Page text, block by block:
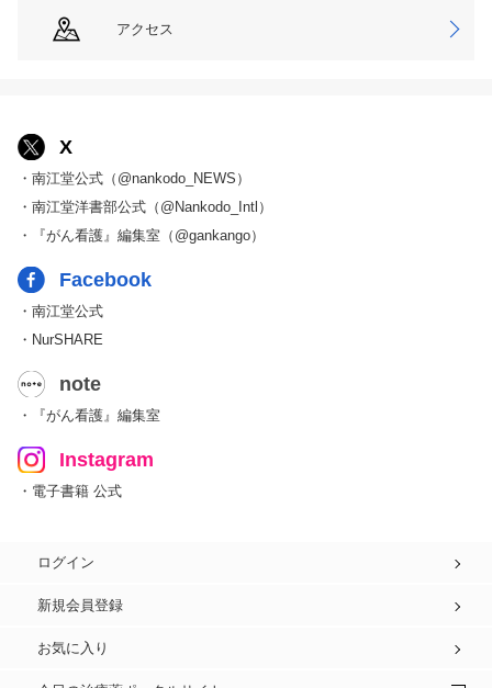
アクセス
X
・南江堂公式（@nankodo_NEWS）
・南江堂洋書部公式（@Nankodo_Intl）
・『がん看護』編集室（@gankango）
Facebook
・南江堂公式
・NurSHARE
note
・『がん看護』編集室
Instagram
・電子書籍 公式
ログイン
新規会員登録
お気に入り